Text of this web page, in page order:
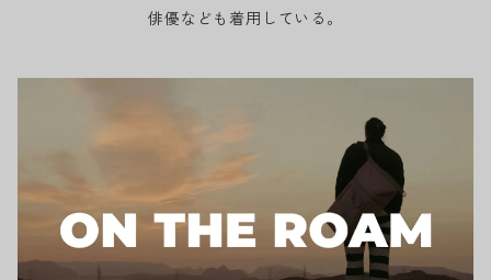
俳優なども着用している。